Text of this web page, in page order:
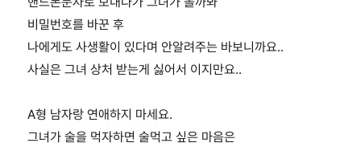
비밀번호를 바꾼 후
나에게도 사생활이 있다며 안알려주는 바보니까요..
사실은 그녀 상처 받는게 싫어서 이지만요..
A형 남자랑 연애하지 마세요.
그녀가 술을 먹자하면 술먹고 싶은 마음은